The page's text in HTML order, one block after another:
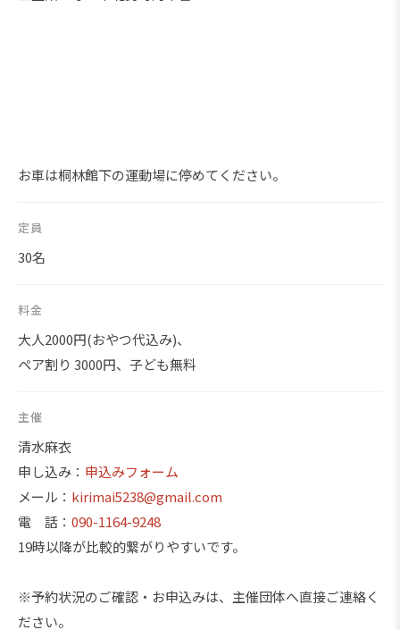
お車は桐林館下の運動場に停めてください。
定員
30名
料金
大人2000円(おやつ代込み)、
ペア割り 3000円、子ども無料
主催
清水麻衣
申し込み： 申込みフォーム
メール： kirimai5238@gmail.com
電 話： 090-1164-9248
19時以降が比較的繋がりやすいです。
※予約状況のご確認・お申込みは、主催団体へ直接ご連絡く
ださい。